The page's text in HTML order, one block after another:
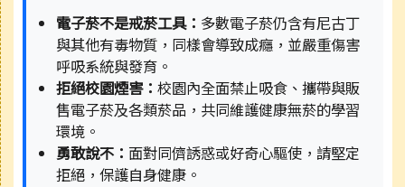
電子菸不是戒菸工具： 多數電子菸仍含有尼古丁
與其他有毒物質，同樣會導致成癮，並嚴重傷害
呼吸系統與發育。
拒絕校園煙害：校園內全面禁止吸食、攜帶與販
售電子菸及各類菸品，共同維護健康無菸的學習
環境。
勇敢說不： 面對同儕誘惑或好奇心驅使，請堅定
拒絕，保護自身健康。